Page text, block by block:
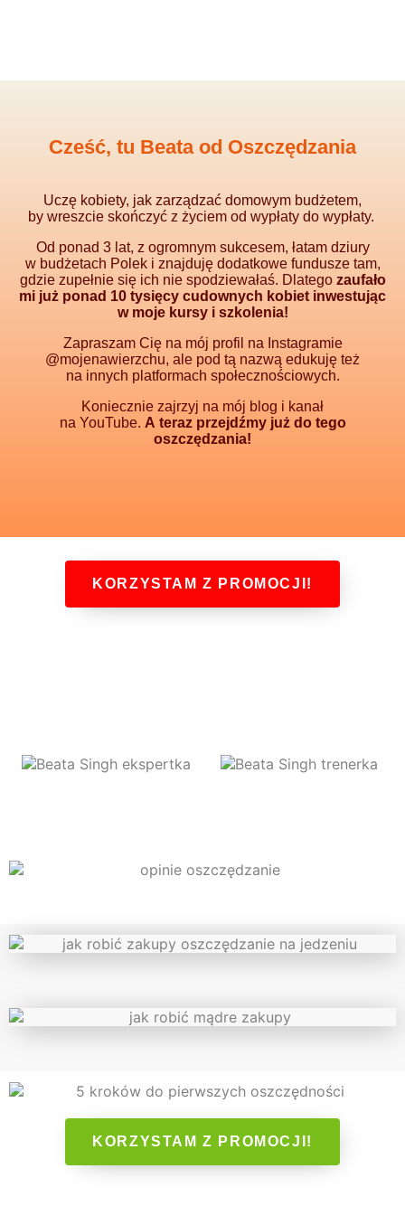
Cześć, tu Beata od Oszczędzania
Uczę kobiety, jak zarządzać domowym budżetem,
by wreszcie skończyć z życiem od wypłaty do wypłaty.
Od ponad 3 lat, z ogromnym sukcesem, łatam dziury
w budżetach Polek i znajduję dodatkowe fundusze tam,
gdzie zupełnie się ich nie spodziewałaś. Dlategozaufało
mi już ponad 10 tysięcy cudownych kobiet inwestując
w moje kursy i szkolenia!
Zapraszam Cię na mój profil na Instagramie
@mojenawierzchu, ale pod tą nazwą edukuję też
na innych platformach społecznościowych.
Koniecznie zajrzyj na mój blog i kanał
na YouTube. A teraz przejdźmy już do tego
oszczędzania!
KORZYSTAM Z PROMOCJI!
KORZYSTAM Z PROMOCJI!